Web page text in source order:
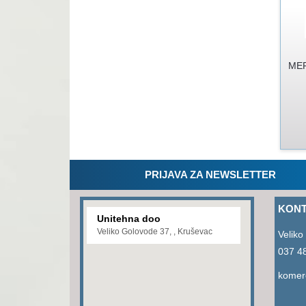
PRIJAVA ZA NEWSLETTER
Unitehna doo
Veliko Golovode 37, , Kruševac
037